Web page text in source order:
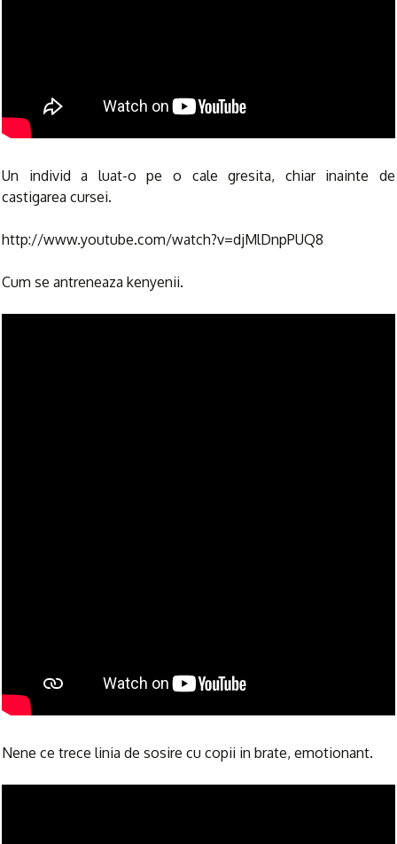
Un individ a luat-o pe o cale gresita, chiar inainte de
castigarea cursei.
http://www.youtube.com/watch?v=djMlDnpPUQ8
Cum se antreneaza kenyenii.
Nene ce trece linia de sosire cu copii in brate, emotionant.